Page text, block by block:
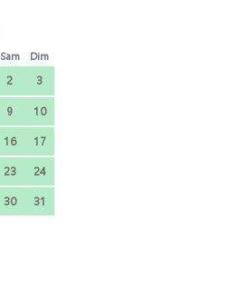
Sam Dim
2
3
9
10
16
17
23
24
30 31